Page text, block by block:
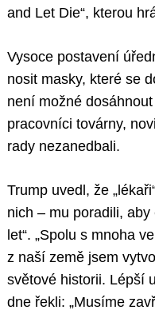
and Let Die“, kterou
Vysoce postavení
nosit masky, které se
není možné
pracovníci továrny,
rady nezanedbali.
Trump uvedl, že
nich – mu poradili,
let“. „Spolu s mnoha
z naší země jsem
světové historii. Lépší
dne řekli: „Musíme